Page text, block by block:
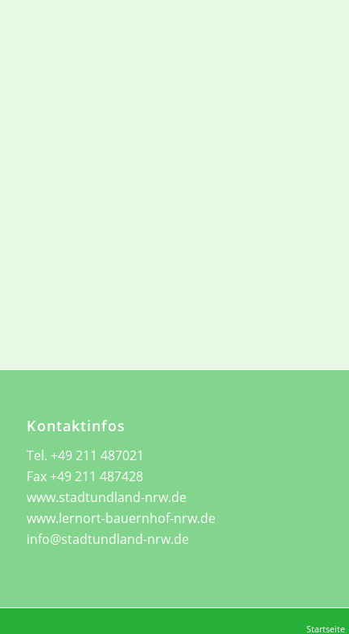
Kontaktinfos
Tel. +49 211 487021
Fax +49 211 487428
www.stadtundland-nrw.de
www.lernort-bauernhof-nrw.de
info@stadtundland-nrw.de
Startseite